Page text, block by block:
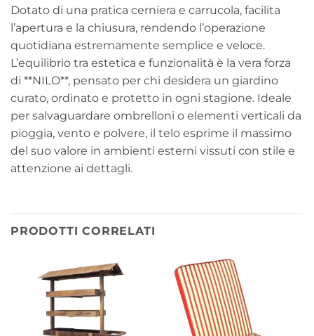
Dotato di una pratica cerniera e carrucola, facilita
l’apertura e la chiusura, rendendo l’operazione
quotidiana estremamente semplice e veloce.
L’equilibrio tra estetica e funzionalità è la vera forza
di **NILO**, pensato per chi desidera un giardino
curato, ordinato e protetto in ogni stagione. Ideale
per salvaguardare ombrelloni o elementi verticali da
pioggia, vento e polvere, il telo esprime il massimo
del suo valore in ambienti esterni vissuti con stile e
attenzione ai dettagli.
PRODOTTI CORRELATI